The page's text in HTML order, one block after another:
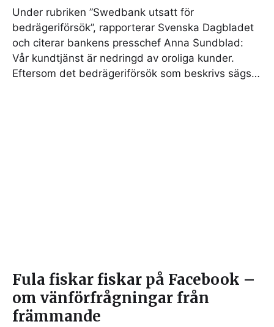
Under rubriken ”Swedbank utsatt för
bedrägeriförsök”, rapporterar Svenska Dagbladet
och citerar bankens presschef Anna Sundblad:
Vår kundtjänst är nedringd av oroliga kunder.
Eftersom det bedrägeriförsök som beskrivs sägs…
Fula fiskar fiskar på Facebook –
om vänförfrågningar från
främmande